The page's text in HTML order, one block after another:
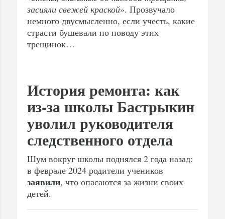
засияли свежей краской». Прозвучало
немного двусмысленно, если учесть, какие
страсти бушевали по поводу этих
трещинок…
История ремонта: как
из-за школы Бастрыкин
уволил руководителя
следственного отдела
Шум вокруг школы поднялся 2 года назад:
в феврале 2024 родители учеников
заявили, что опасаются за жизни своих
детей.